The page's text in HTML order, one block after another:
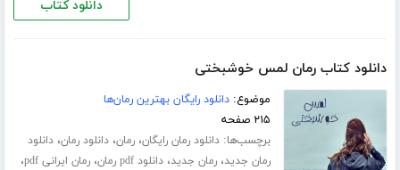
دانلود کتاب
دانلود کتاب رمان لمس خوشبختی
موضوع:دانلود رایگان بهترین رمان‌ها
۲۱۵ صفحه
برچسب‌ها:دانلود رمان رایگان،رمان،دانلود رمان،دانلود
رمان جدید،رمان جدید،دانلود pdf رمان ،رمان ایرانی pdf ،